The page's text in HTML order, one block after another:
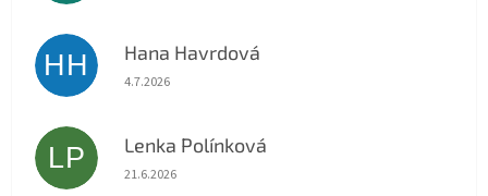
HH Hana Havrdová
Hodnocení obchodu je 5 z 5 hvězdiček.
4.7.2026
LP Lenka Polínková
Hodnocení obchodu je 5 z 5 hvězdiček.
21.6.2026